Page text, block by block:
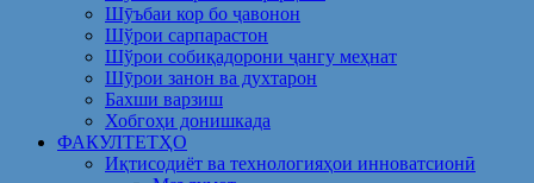
Шӯъбаи кор бо ҷавонон
Шўрои сарпарастон
Шўрои собиқадорони ҷангу меҳнат
Шӯрои занон ва духтарон
Бахши варзиш
Хобгоҳи донишкада
ФАКУЛТЕТҲО
Иқтисодиёт ва технологияҳои инноватсионӣ